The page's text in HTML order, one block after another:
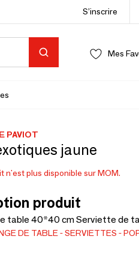
S’inscrire
Mes
PAVIOT
jaune
n'est plus disponible sur MOM.
produit
table 40*40 cm Serviette de
DE TABLE SERVIETTES